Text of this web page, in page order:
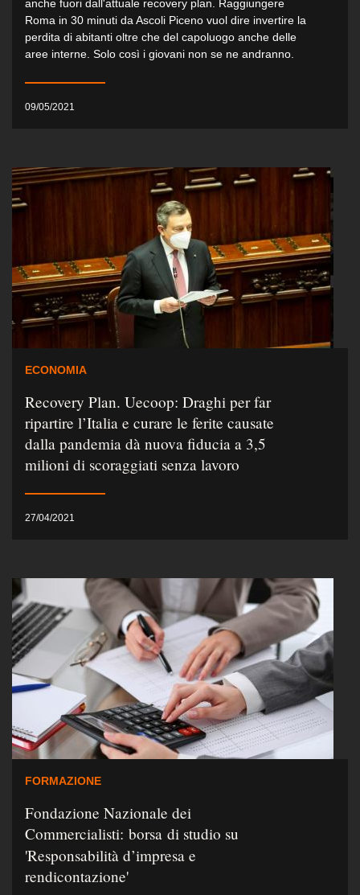
anche fuori dall'attuale recovery plan. Raggiungere
Roma in 30 minuti da Ascoli Piceno vuol dire invertire la
perdita di abitanti oltre che del capoluogo anche delle
aree interne. Solo così i giovani non se ne andranno.
09/05/2021
ECONOMIA
Recovery Plan. Uecoop: Draghi per far
ripartire l’Italia e curare le ferite causate
dalla pandemia dà nuova fiducia a 3,5
milioni di scoraggiati senza lavoro
27/04/2021
FORMAZIONE
Fondazione Nazionale dei
Commercialisti: borsa di studio su
'Responsabilità d’impresa e
rendicontazione'